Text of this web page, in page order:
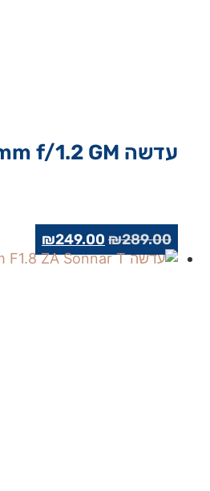
עדשה Sony FE 50mm f/1.2 GM
₪289.00
המחיר
המקורי
₪249.00
הנוכחי